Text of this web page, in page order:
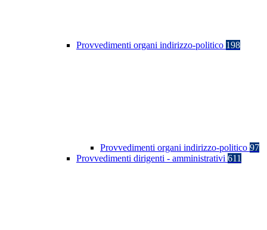
Provvedimenti organi indirizzo-politico 198
Provvedimenti organi indirizzo-politico 97
Provvedimenti dirigenti - amministrativi 611